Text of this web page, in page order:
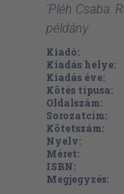
'Pléh Csaba:
példány
Kiadó:
Kiadás helye:
Kiadás éve:
Kötés típusa:
Oldalszám:
Sorozatcím:
Kötetszám:
Nyelv:
Méret:
ISBN:
Megjegyzés: